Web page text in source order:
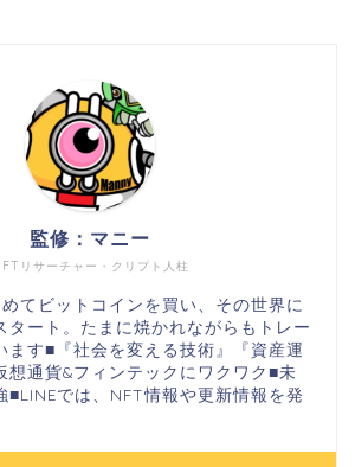
リサーチャー・クリプト人柱
監修：マニー
てビットコインを買い、その世界に
タート。たまに焼かれながらもトレー
ます■『社会を変える技術』『資産運
想通貨&フィンテックにワクワク■未
■LINEでは、NFT情報や更新情報を発